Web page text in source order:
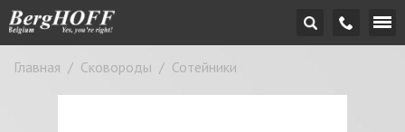
Главная / Сковороды / Сотейники